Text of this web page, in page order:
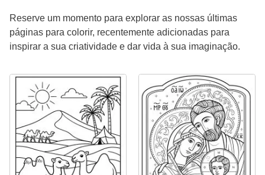
Reserve um momento para explorar as nossas últimas
páginas para colorir, recentemente adicionadas para
inspirar a sua criatividade e dar vida à sua imaginação.